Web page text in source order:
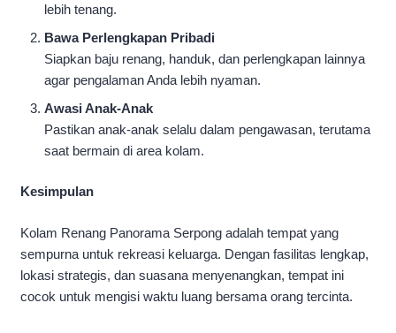
lebih tenang.
Bawa Perlengkapan Pribadi
Siapkan baju renang, handuk, dan perlengkapan lainnya
agar pengalaman Anda lebih nyaman.
Awasi Anak-Anak
Pastikan anak-anak selalu dalam pengawasan, terutama
saat bermain di area kolam.
Kesimpulan
Kolam Renang Panorama Serpong adalah tempat yang
sempurna untuk rekreasi keluarga. Dengan fasilitas lengkap,
lokasi strategis, dan suasana menyenangkan, tempat ini
cocok untuk mengisi waktu luang bersama orang tercinta.